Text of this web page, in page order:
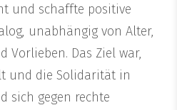
und schaffte positive
unabhängig von Alter,
Vorlieben. Das Ziel war,
und die Solidarität in
sich gegen rechte